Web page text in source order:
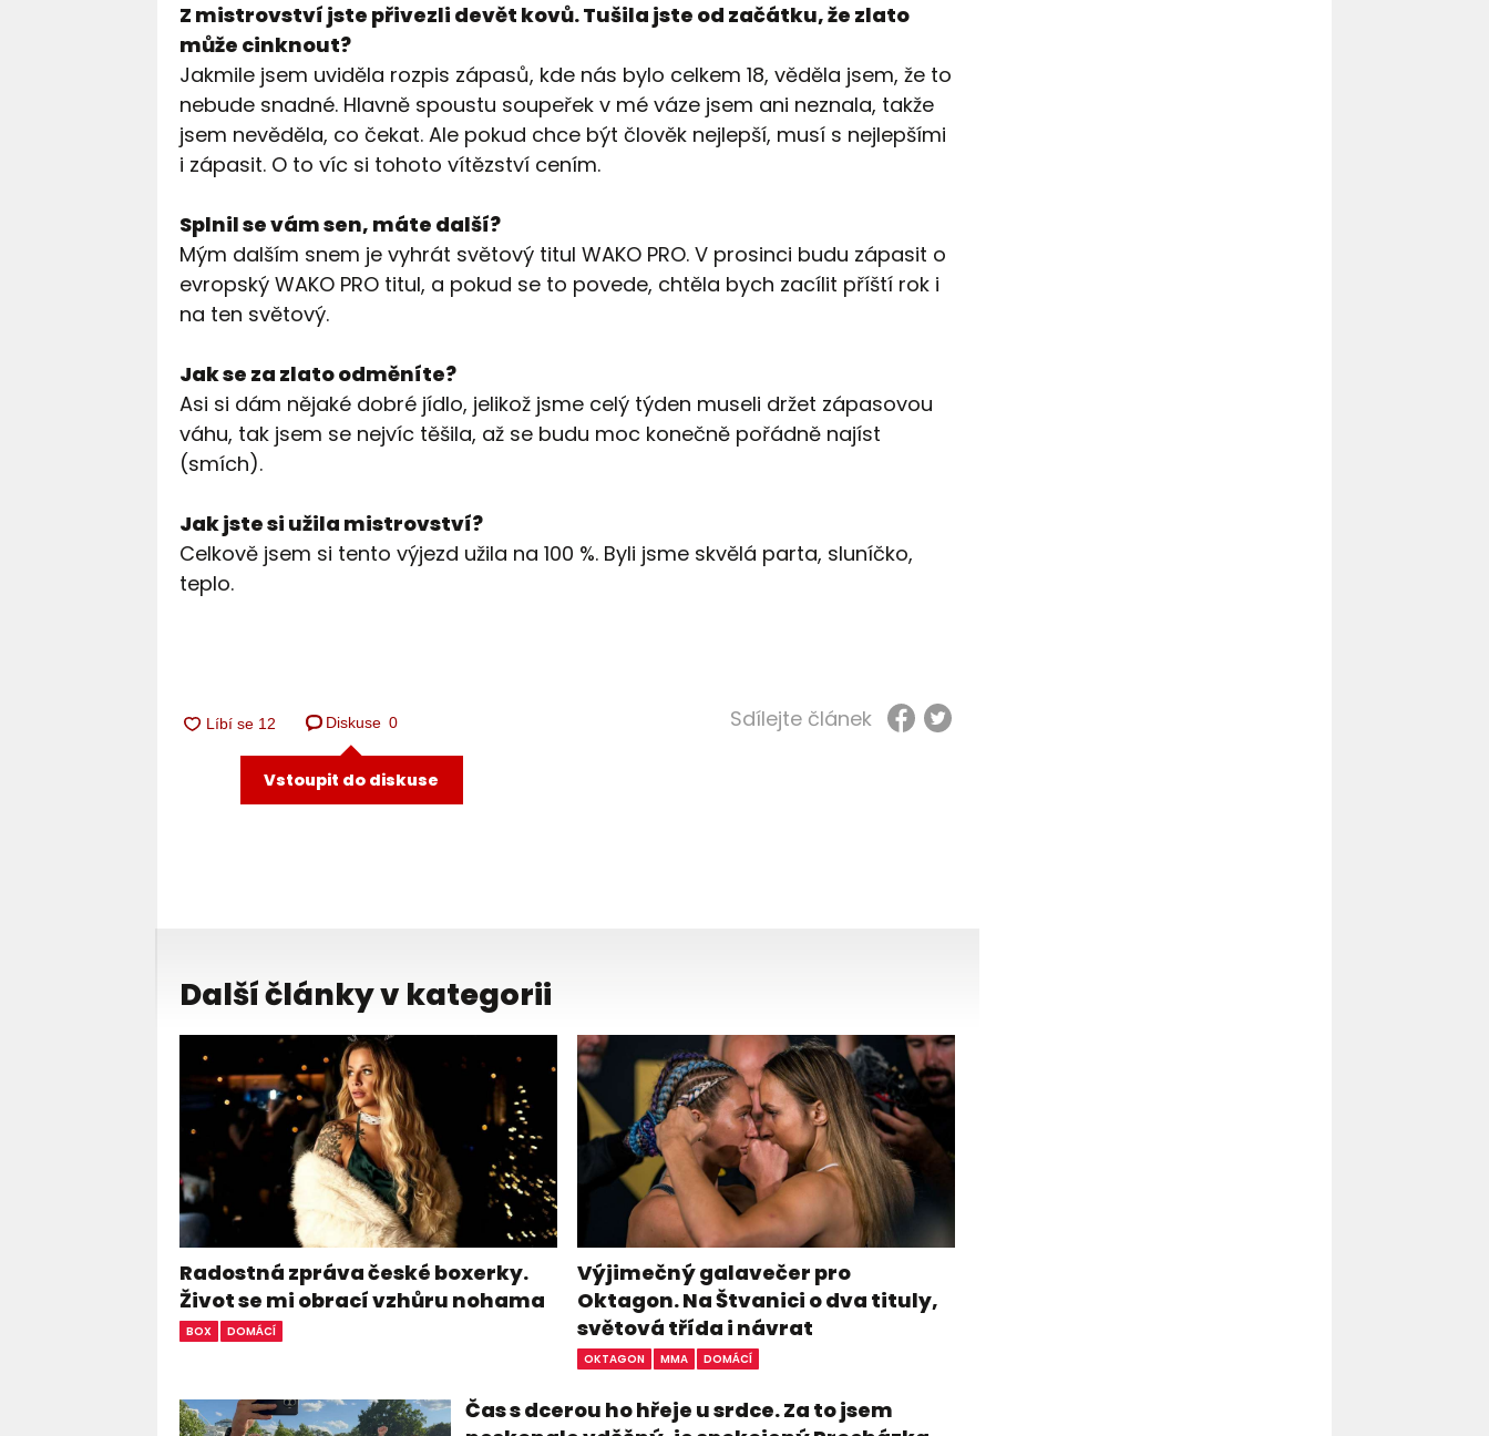
Z mistrovství jste přivezli devět kovů. Tušila jste od začátku, že zlato
může cinknout?
Jakmile jsem uviděla rozpis zápasů, kde nás bylo celkem 18, věděla jsem, že to
nebude snadné. Hlavně spoustu soupeřek v mé váze jsem ani neznala, takže
jsem nevěděla, co čekat. Ale pokud chce být člověk nejlepší, musí s nejlepšími
i zápasit. O to víc si tohoto vítězství cením.
Splnil se vám sen, máte další?
Mým dalším snem je vyhrát světový titul WAKO PRO. V prosinci budu zápasit o
evropský WAKO PRO titul, a pokud se to povede, chtěla bych zacílit příští rok i
na ten světový.
Jak se za zlato odměníte?
Asi si dám nějaké dobré jídlo, jelikož jsme celý týden museli držet zápasovou
váhu, tak jsem se nejvíc těšila, až se budu moc konečně pořádně najíst
(smích).
Jak jste si užila mistrovství?
Celkově jsem si tento výjezd užila na 100 %. Byli jsme skvělá parta, sluníčko,
teplo.
Diskuse 0
Vstoupit do diskuse
Sdílejte článek
Další články v kategorii
Radostná zpráva české boxerky.
Život se mi obrací vzhůru nohama
BOX DOMÁCÍ
Výjimečný galavečer pro
Oktagon. Na Štvanici o dva tituly,
světová třída i návrat
OKTAGON MMA DOMÁCÍ
Čas s dcerou ho hřeje u srdce. Za to jsem